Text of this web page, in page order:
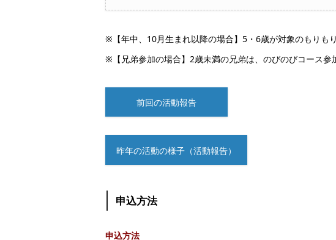
※【年中、10月生まれ以降の場合】5・6歳が対象のもりも
※【兄弟参加の場合】2歳未満の兄弟は、のびのびコース
前回の活動報告
昨年の活動の様子（活動報告）
申込方法
申込方法